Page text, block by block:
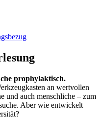
prophylaktisch.
an wertvollen
und auch menschliche – zum
Aber wie entwickelt